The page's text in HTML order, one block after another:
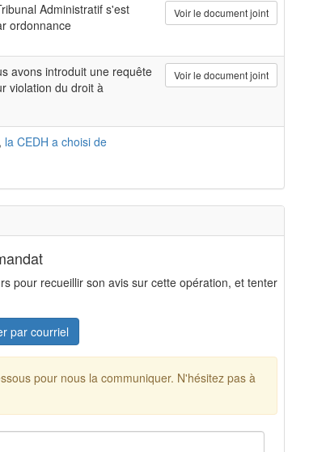
Administratif s'est
ordonnance
Voir le document joint
avons introduit une requête
violation du droit à
Voir le document joint
la CEDH a choisi de
pour recueillir son avis sur cette opération, et tenter
par courriel
pour nous la communiquer. N'hésitez pas à